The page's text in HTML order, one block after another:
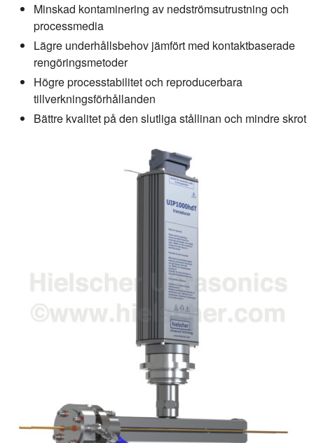
Minskad kontaminering av nedströmsutrustning och
processmedia
Lägre underhållsbehov jämfört med kontaktbaserade
rengöringsmetoder
Högre processtabilitet och reproducerbara
tillverkningsförhållanden
Bättre kvalitet på den slutliga stållinan och mindre skrot